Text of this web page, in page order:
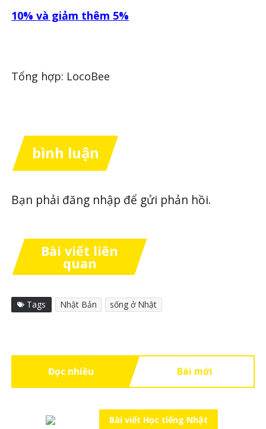
10% và giảm thêm 5%
Tổng hợp: LocoBee
bình luận
Bạn phải đăng nhập để gửi phản hồi.
Bài viết liên
quan
Tags Nhật Bản sống ở Nhật
Đọc nhiều Bài mới
Bài viết Học tiếng Nhật